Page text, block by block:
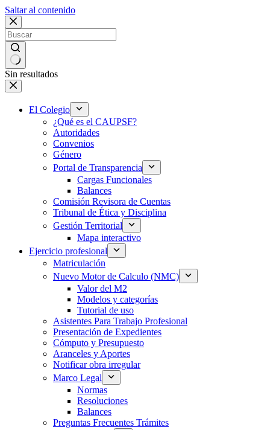
Saltar al contenido
Sin resultados
El Colegio
¿Qué es el CAUPSF?
Autoridades
Convenios
Género
Portal de Transparencia
Cargas Funcionales
Balances
Comisión Revisora de Cuentas
Tribunal de Ética y Disciplina
Gestión Territorial
Mapa interactivo
Ejercicio profesional
Matriculación
Nuevo Motor de Calculo (NMC)
Valor del M2
Modelos y categorías
Tutorial de uso
Asistentes Para Trabajo Profesional
Presentación de Expedientes
Cómputo y Presupuesto
Aranceles y Aportes
Notificar obra irregular
Marco Legal
Normas
Resoluciones
Balances
Preguntas Frecuentes Trámites